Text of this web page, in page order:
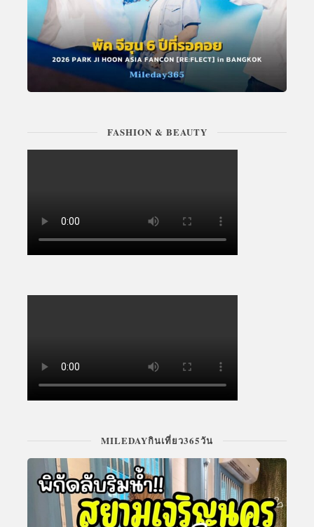
FASHION & BEAUTY
MILEDAYกินเที่ยว365วัน